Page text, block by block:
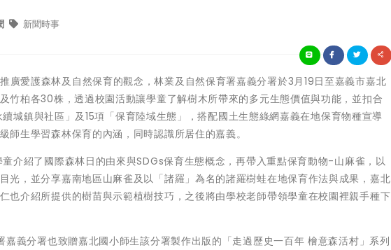
新聞時事
愛護森林及自然保育的觀念，林業及自然保育署嘉義分署於3月19日至嘉義市嘉北
竹柏各30株，透過校園活動讓學童了解樹木所帶來的多元生態價值與功能，並扣合
城鎮與社區」及15項「保育陸域生態」，搭配國土生態綠網嘉義在地保育物種宣導
師生學習森林保育的內涵，同時認識所居住的嘉義。
介紹了國際森林日的由來與SDGs保育生態概念，再帶入重點保育動物-山麻雀，以
光，並分享嘉南地區山麻雀及以「諸羅」為名的諸羅樹蛙在地保育作法與成果，嘉北
也介紹所提供的樹苗與示範植樹技巧，之後將由學校老師帶領學童在校園裡親手種下
義分署也致贈嘉北國小師生該分署製作出版的「走過歷史一百年 檜意森活村」系列